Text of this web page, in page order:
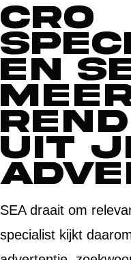
CRO
en
uit
SEA draait om
specialist kijkt